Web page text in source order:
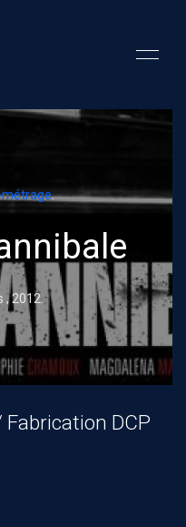
.
,2012.
DCP